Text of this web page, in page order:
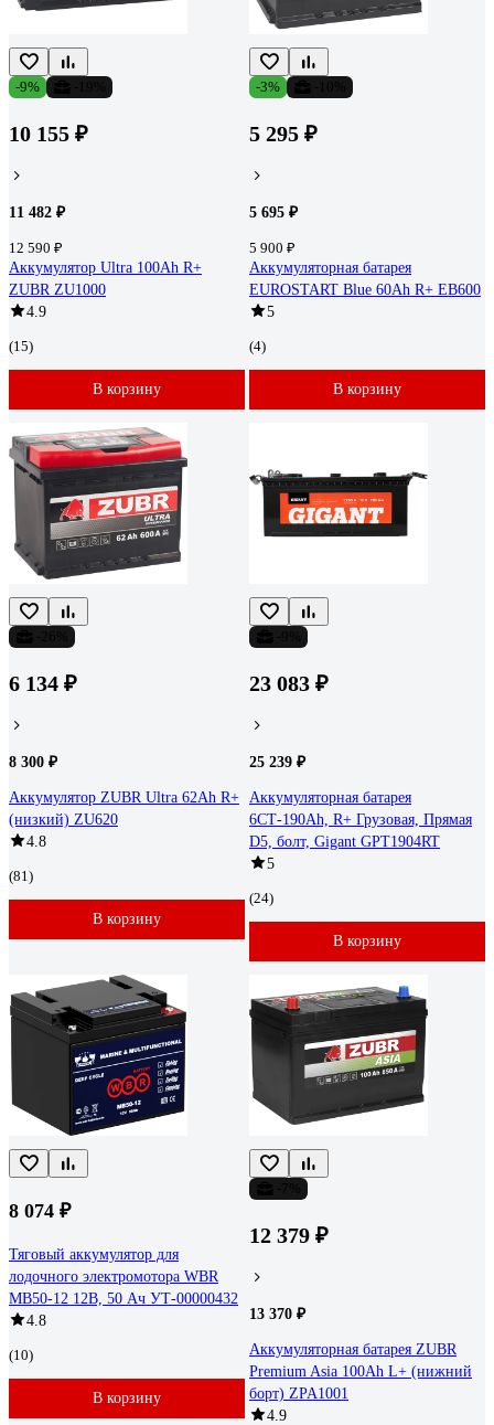
-9%
10 155 ₽
11 482 ₽
12 590 ₽
Аккумулятор Ultra 100Ah R+
ZUBR ZU1000
4.9
(15)
В корзину
-3%
5 295 ₽
5 695 ₽
5 900 ₽
Аккумуляторная батарея
EUROSTART Blue 60Ah R+ EB600
5
(4)
В корзину
6 134 ₽
8 300 ₽
Аккумулятор ZUBR Ultra 62Ah R+
(низкий) ZU620
4.8
(81)
В корзину
23 083 ₽
25 239 ₽
Аккумуляторная батарея
6СТ-190Ah, R+ Грузовая, Прямая
D5, болт, Gigant GPT1904RT
5
(24)
В корзину
8 074 ₽
Тяговый аккумулятор для
лодочного электромотора WBR
MB50-12 12В, 50 Ач УТ-00000432
4.8
(10)
В корзину
12 379 ₽
13 370 ₽
Аккумуляторная батарея ZUBR
Premium Asia 100Ah L+ (нижний
борт) ZPA1001
4.9